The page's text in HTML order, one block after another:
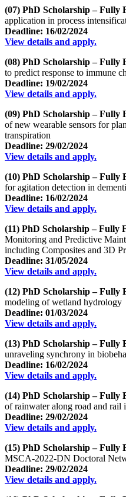
(07) PhD Scholarship – Fully
application in process
Deadline: 16/02/2024
View details and apply.
(08) PhD Scholarship – Fully
to predict response to immune
Deadline: 19/02/2024
View details and apply.
(09) PhD Scholarship – Fully
of new wearable sensors for
transpiration
Deadline: 29/02/2024
View details and apply.
(10) PhD Scholarship – Fully
for agitation detection in
Deadline: 16/02/2024
View details and apply.
(11) PhD Scholarship – Fully
Monitoring and Predictive
including Composites and 3D
Deadline: 31/05/2024
View details and apply.
(12) PhD Scholarship – Fully
modeling of wetland hydrology
Deadline: 01/03/2024
View details and apply.
(13) PhD Scholarship – Fully
unraveling synchrony in
Deadline: 16/02/2024
View details and apply.
(14) PhD Scholarship – Fully
of rainwater along road and rail
Deadline: 29/02/2024
View details and apply.
(15) PhD Scholarship – Fully
MSCA-2022-DN Doctoral
Deadline: 29/02/2024
View details and apply.